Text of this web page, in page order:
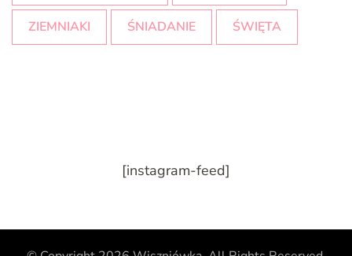
ZIEMNIAKI ŚNIADANIE ŚWIĘTA
[instagram-feed]